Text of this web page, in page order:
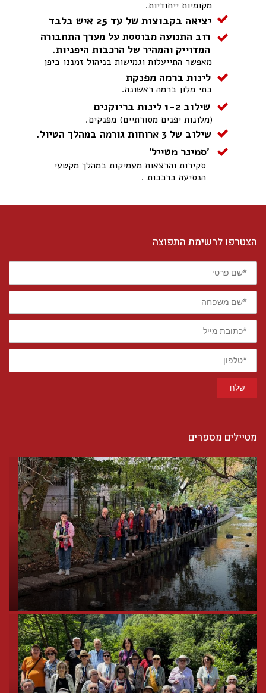
מקומיות ייחודיות.
יציאה בקבוצות של עד 25 איש בלבד
רוב התנועה מבוססת על מערך התחבורה
המדוייק והמהיר של הרכבות היפניות.
מאפשר התייעלות וגמישות בניהול זמננו ביפן
לינות ברמה מפנקת
בתי מלון ברמה ראשונה.
שילוב 1-2 לינות בריוקנים
(מלונות יפנים מסורתיים) מפנקים.
שילוב של 3 ארוחות גורמה במהלך הטיול.
'סמינר מטייל'
סקירות והרצאות מעמיקות במהלך מקטעי
הנסיעה ברכבות .
הצטרפו לרשימת התפוצה
*שם
פרטי
*שם
משפחה
*כתובת
מייל
*טלפון
שלח
מטיילים מספרים